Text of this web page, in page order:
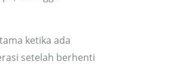
ketika ada
setelah berhenti